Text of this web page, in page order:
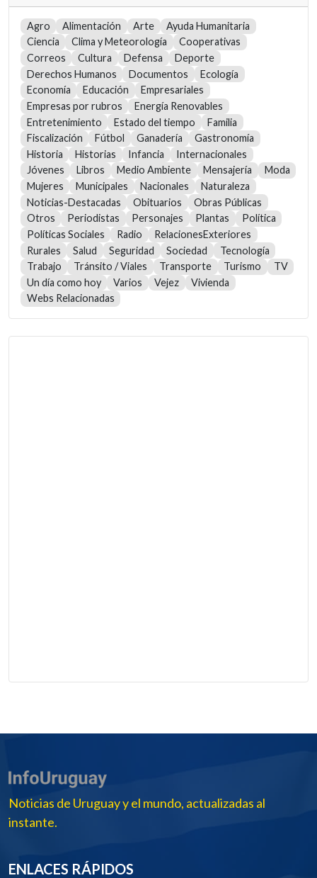
Agro Alimentación Arte
Ayuda Humanitaria
Ciencia
Clima y Meteorología
Cooperativas
Correos
Cultura Defensa
Deporte
Derechos Humanos
Documentos
Ecología
Economía
Educación
Empresariales
Empresas por rubros
Energía Renovables
Entretenimiento
Estado del tiempo
Familia
Fiscalización
Fútbol Ganadería
Gastronomía
Historia
Historias Infancia
Internacionales
Jóvenes
Libros Medio Ambiente Mensajería
Moda
Mujeres
Municipales Nacionales
Naturaleza
Noticias-Destacadas
Obituarios
Obras Públicas
Otros
Periodistas Personajes Plantas
Política
Políticas Sociales
Radio
RelacionesExteriores
Rurales
Salud Seguridad Sociedad
Tecnología
Trabajo
Tránsito / Viales Transporte Turismo
TV
Un día como hoy
Varios Vejez
Vivienda
Webs Relacionadas
Noticias de Uruguay y el mundo, actualizadas al
instante.
ENLACES RÁPIDOS